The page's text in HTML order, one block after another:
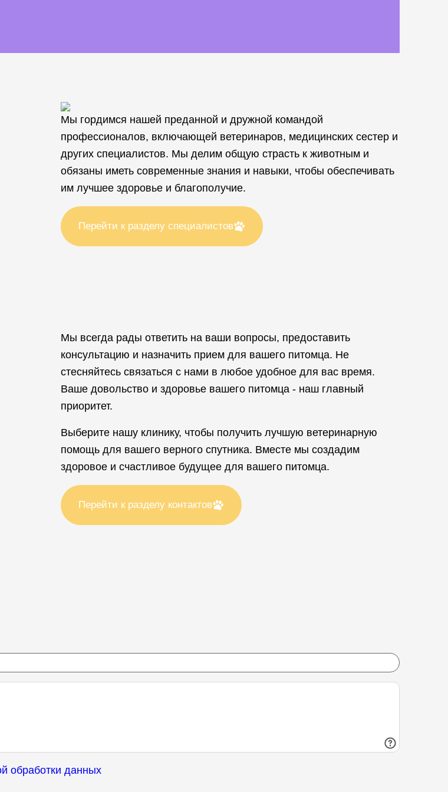
Мы гордимся нашей преданной и дружной командой
профессионалов, включающей ветеринаров, медицинских сестер и
других специалистов. Мы делим общую страсть к животным и
обязаны иметь современные знания и навыки, чтобы обеспечивать
им лучшее здоровье и благополучие.
Перейти к разделу специалистов
Мы всегда рады ответить на ваши вопросы, предоставить
консультацию и назначить прием для вашего питомца. Не
стесняйтесь связаться с нами в любое удобное для вас время.
Ваше довольство и здоровье вашего питомца - наш главный
приоритет.
Выберите нашу клинику, чтобы получить лучшую ветеринарную
помощь для вашего верного спутника. Вместе мы создадим
здоровое и счастливое будущее для вашего питомца.
Перейти к разделу контактов
обработки данных